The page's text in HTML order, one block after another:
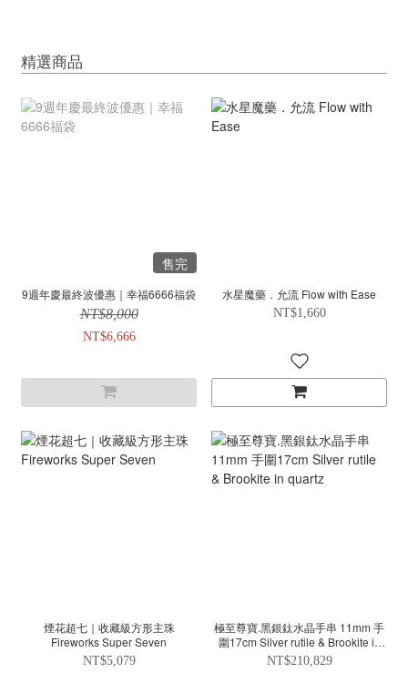
精選商品
售完
9週年慶最終波優惠｜幸福6666福袋
NT$8,000
NT$6,666
水星魔藥．允流 Flow with Ease
NT$1,660
煙花超七｜收藏級方形主珠
Fireworks Super Seven
NT$5,079
極至尊寶.黑銀鈦水晶手串 11mm 手
圍17cm Silver rutile & Brookite in
quartz
NT$210,829